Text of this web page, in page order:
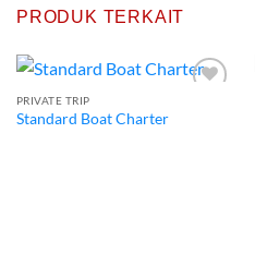
PRODUK TERKAIT
PRIVATE TRIP
Standard Boat Charter